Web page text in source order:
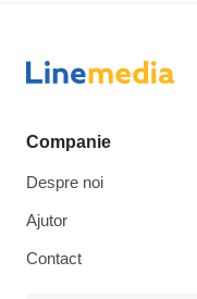
Companie
Despre noi
Ajutor
Contact